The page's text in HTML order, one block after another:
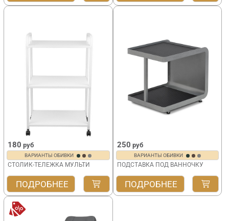
180 руб
ВАРИАНТЫ ОБИВКИ
СТОЛИК-ТЕЛЕЖКА МУЛЬТИ
ПОДРОБНЕЕ
250 руб
ВАРИАНТЫ ОБИВКИ
ПОДСТАВКА ПОД ВАННОЧКУ
ПОДРОБНЕЕ